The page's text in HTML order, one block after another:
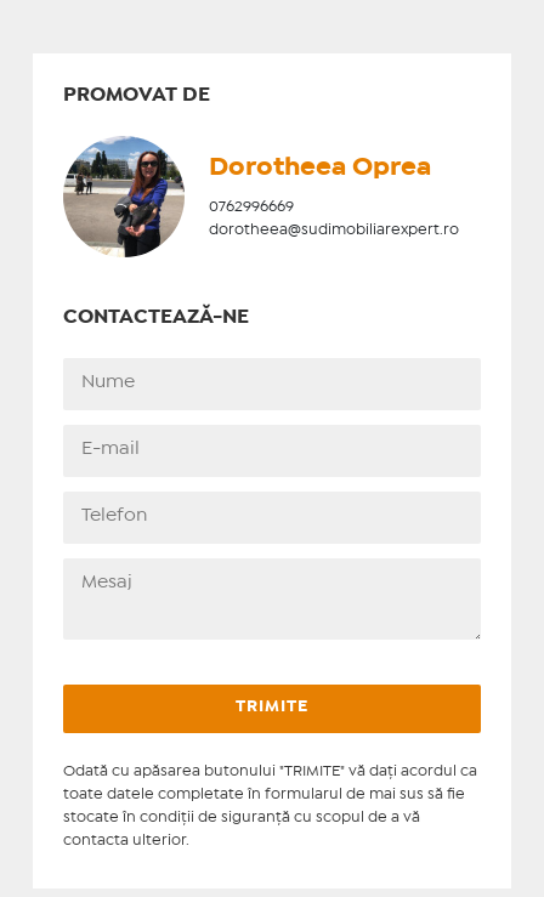
PROMOVAT DE
Dorotheea Oprea
0762996669
dorotheea@sudimobiliarexpert.ro
CONTACTEAZĂ-NE
Odată cu apăsarea butonului "TRIMITE" vă daţi acordul ca
toate datele completate în formularul de mai sus să fie
stocate în condiţii de siguranţă cu scopul de a vă
contacta ulterior.